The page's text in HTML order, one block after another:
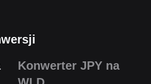
Konwerter JPY na